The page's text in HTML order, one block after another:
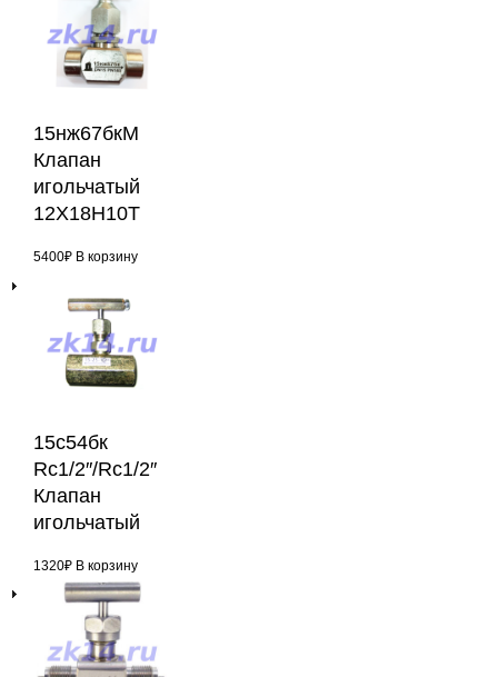
15нж67бкМ
Клапан
игольчатый
12Х18Н10Т
5400₽ В корзину
15с54бк
Rс1/2″/Rс1/2″
Клапан
игольчатый
1320₽ В корзину